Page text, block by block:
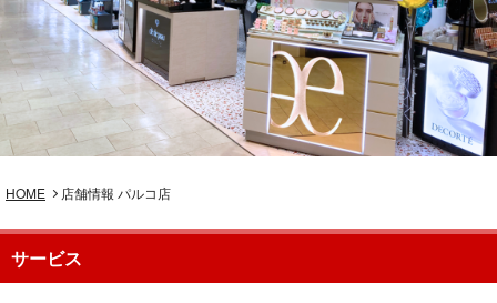
HOME 店舗情報 パルコ店
サービス